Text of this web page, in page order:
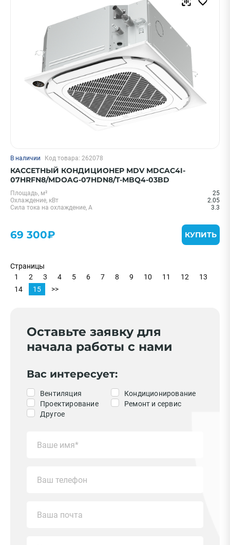
В наличии Код товара: 262078
КАССЕТНЫЙ КОНДИЦИОНЕР MDV MDCAC4I-
07HRFN8/MDOAG-07HDN8/T-MBQ4-03BD
Площадь, м²
25
Охлаждение, кВт
2.05
Сила тока на охлаждение, А
3.3
69 300₽ КУПИТЬ
Страницы
1
2 3 4 5 6 7 8 9 10 11 12
13
14
15 >>
Оставьте заявку для
начала работы с нами
Вас интересует:
Вентиляция
Кондиционирование
Проектирование
Ремонт и сервис
Другое